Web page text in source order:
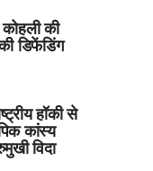
कोहली की
डिफेंडिंग
हॉकी से
कांस्य
विदा